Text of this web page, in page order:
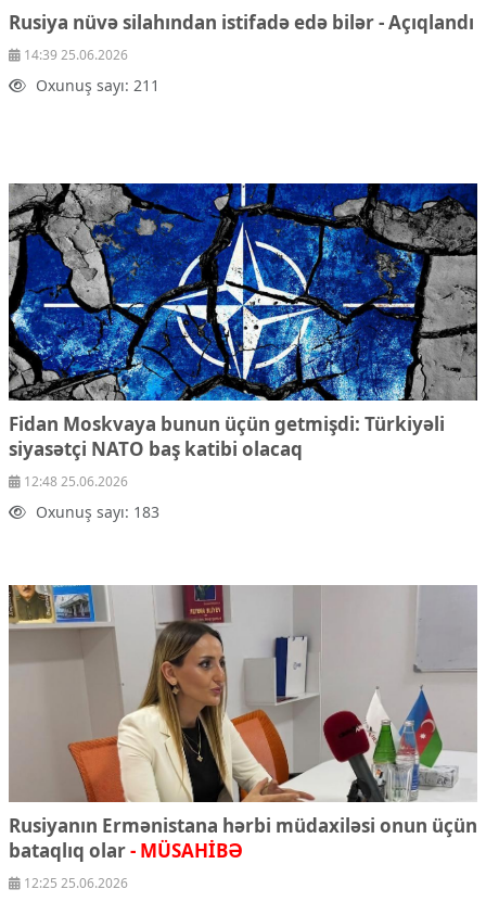
Rusiya nüvə silahından istifadə edə bilər - Açıqlandı
14:39 25.06.2026
Oxunuş sayı: 211
Fidan Moskvaya bunun üçün getmişdi: Türkiyəli
siyasətçi NATO baş katibi olacaq
12:48 25.06.2026
Oxunuş sayı: 183
Rusiyanın Ermənistana hərbi müdaxiləsi onun üçün
bataqlıq olar- MÜSAHİBƏ
12:25 25.06.2026